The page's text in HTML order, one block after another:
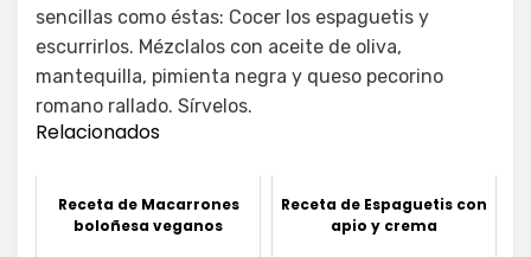
sencillas como éstas: Cocer los espaguetis y
escurrirlos. Mézclalos con aceite de oliva,
mantequilla, pimienta negra y queso pecorino
romano rallado. Sírvelos.
Relacionados
Receta de Macarrones
boloñesa veganos
Receta de Espaguetis con
apio y crema